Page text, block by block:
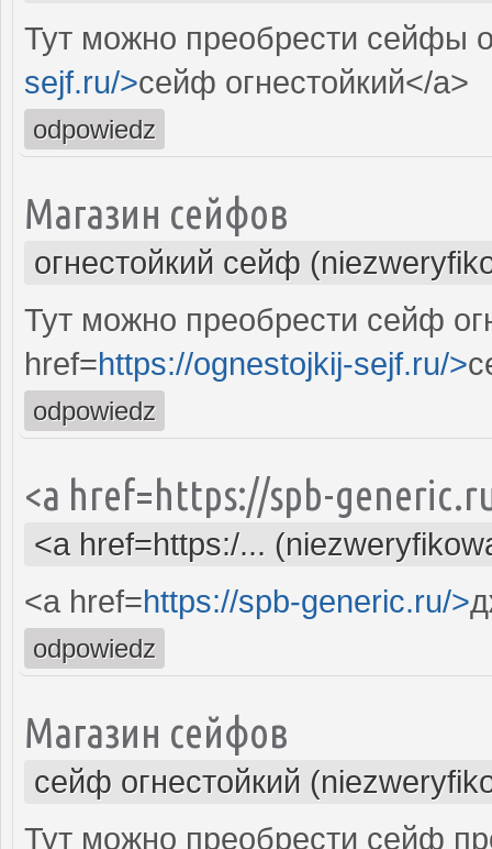
Тут можно преобрести сейфы
sejf.ru/>сейф огнестойкий</a>
odpowiedz
Магазин сейфов
огнестойкий сейф
Тут можно преобрести сейф
href=https://ognestojkij-sejf.ru/>
odpowiedz
<a href=https://spb-
<a href=https:/...
<a href=https://spb-generic.ru/>
odpowiedz
Магазин сейфов
сейф огнестойкий
Тут можно преобрести сейф